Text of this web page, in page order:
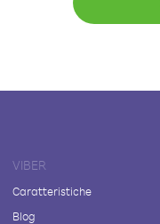
VIBER
Caratteristiche
Blog